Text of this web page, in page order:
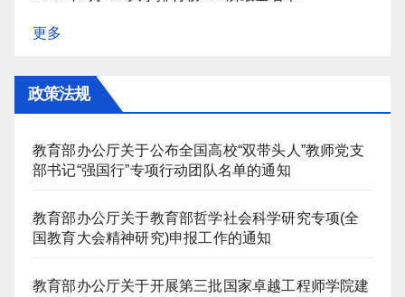
更多
政策法规
教育部办公厅关于公布全国高校“双带头人”教师党支
部书记“强国行”专项行动团队名单的通知
教育部办公厅关于教育部哲学社会科学研究专项(全
国教育大会精神研究)申报工作的通知
教育部办公厅关于开展第三批国家卓越工程师学院建